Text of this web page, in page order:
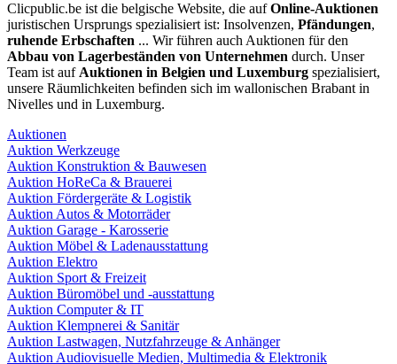
Clicpublic.be ist die belgische Website, die aufOnline-Auktionen
juristischen Ursprungs spezialisiert ist: Insolvenzen, Pfändungen,
ruhende Erbschaften ... Wir führen auch Auktionen für den
Abbau von Lagerbeständen von Unternehmen durch. Unser
Team ist auf Auktionen in Belgien und Luxemburg spezialisiert,
unsere Räumlichkeiten befinden sich im wallonischen Brabant in
Nivelles und in Luxemburg.
Auktionen
Auktion Werkzeuge
Auktion Konstruktion & Bauwesen
Auktion HoReCa & Brauerei
Auktion Fördergeräte & Logistik
Auktion Autos & Motorräder
Auktion Garage - Karosserie
Auktion Möbel & Ladenausstattung
Auktion Elektro
Auktion Sport & Freizeit
Auktion Büromöbel und -ausstattung
Auktion Computer & IT
Auktion Klempnerei & Sanitär
Auktion Lastwagen, Nutzfahrzeuge & Anhänger
Auktion Audiovisuelle Medien, Multimedia & Elektronik